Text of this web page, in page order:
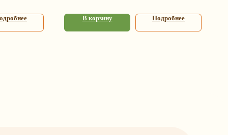
Подробнее
В корзину